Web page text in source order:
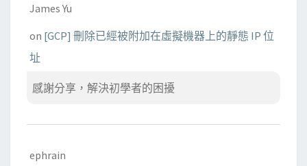
James Yu
on [GCP] 刪除已經被附加在虛擬機器上的靜態 IP 位
址
感謝分享，解決初學者的困擾
ephrain